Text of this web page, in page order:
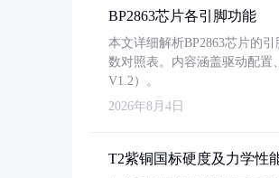
BP2863芯片各引脚功能
本文详细解析BP2863芯片的
数对照表。内容涵盖驱动配置
V1.2）。
2026年8月4日
T2紫铜国标硬度及力学性